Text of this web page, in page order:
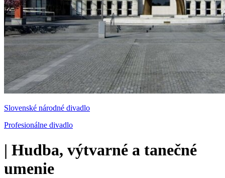
Slovenské národné divadlo
Profesionálne divadlo
| Hudba, výtvarné a tanečné
umenie